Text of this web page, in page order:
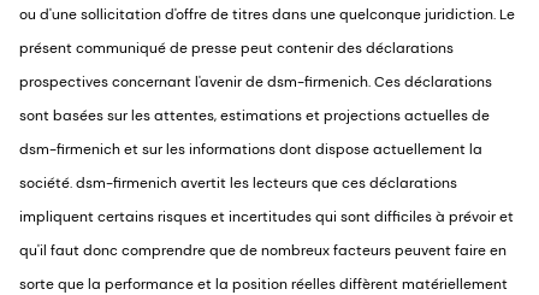
ou d'une sollicitation d'offre de titres dans une quelconque juridiction. Le
présent communiqué de presse peut contenir des déclarations
prospectives concernant l'avenir de dsm-firmenich. Ces déclarations
sont basées sur les attentes, estimations et projections actuelles de
dsm-firmenich et sur les informations dont dispose actuellement la
société. dsm-firmenich avertit les lecteurs que ces déclarations
impliquent certains risques et incertitudes qui sont difficiles à prévoir et
qu'il faut donc comprendre que de nombreux facteurs peuvent faire en
sorte que la performance et la position réelles diffèrent matériellement